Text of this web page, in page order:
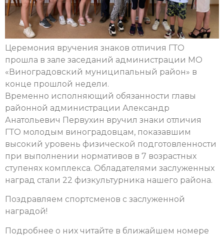
Церемония вручения знаков отличия ГТО
прошла в зале заседаний администрации МО
«Виноградовский муниципальный район» в
конце прошлой недели.
Временно исполняющий обязанности главы
районной администрации Александр
Анатольевич Первухин вручил знаки отличия
ГТО молодым виноградовцам, показавшим
высокий уровень физической подготовленности
при выполнении нормативов в 7 возрастных
ступенях комплекса. Обладателями заслуженных
наград стали 22 физкультурника нашего района.
Поздравляем спортсменов с заслуженной
наградой!
Подробнее о них читайте в ближайшем номере